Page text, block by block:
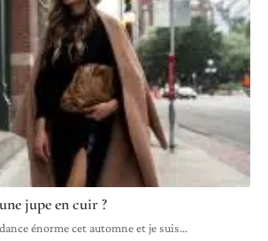
jupe en cuir ?
énorme cet automne et je suis…